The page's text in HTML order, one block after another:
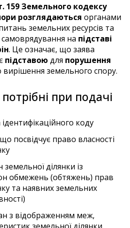
159 Земельного кодексу
розглядаються органами
земельних ресурсів та
на підставі
. Це означає, що заява
підставою для порушення
земельного спору.
при подачі
коду
посвідчує право власності
ділянки із
обмежень (обтяжень) прав
та наявних земельних
з відображенням меж,
земельної ділянки